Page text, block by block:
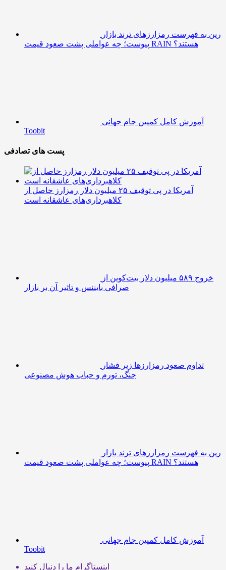
رین به فهرست رمزارزهای ترند بازار
پیوست؛ چه عواملی پشت صعود قیمت RAIN هستند؟
آموزش کامل کمپین جام جهانی
Toobit
پست های تصادفی
آمریکا در پی توقیف ۲۵ میلیون دلار رمزارز حاصل از
کلاهبرداری‌های عاشقانه است
خروج ۵۸۹ میلیون دلار بیت‌کوین از
صرافی بایننس و تاثیر آن بر بازار
تداوم صعود رمزارزها زیر فشار
جنگ، تورم و حباب هوش مصنوعی
رین به فهرست رمزارزهای ترند بازار
پیوست؛ چه عواملی پشت صعود قیمت RAIN هستند؟
آموزش کامل کمپین جام جهانی
Toobit
اینستاگرام ما را دنبال کنید